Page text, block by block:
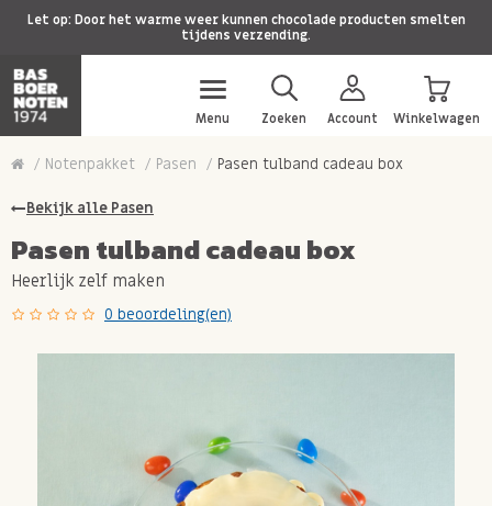
Let op: Door het warme weer kunnen chocolade producten smelten
tijdens verzending.
Menu Zoeken Account Winkelwagen
Notenpakket Pasen Pasen tulband cadeau box
Bekijk alle Pasen
Pasen tulband cadeau box
Heerlijk zelf maken
0 beoordeling(en)